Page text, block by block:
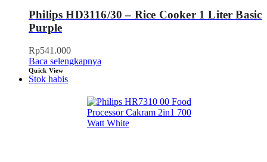
Philips HD3116/30 – Rice Cooker 1 Liter Basic
Purple
Rp541.000
Baca selengkapnya
Quick View
Stok habis